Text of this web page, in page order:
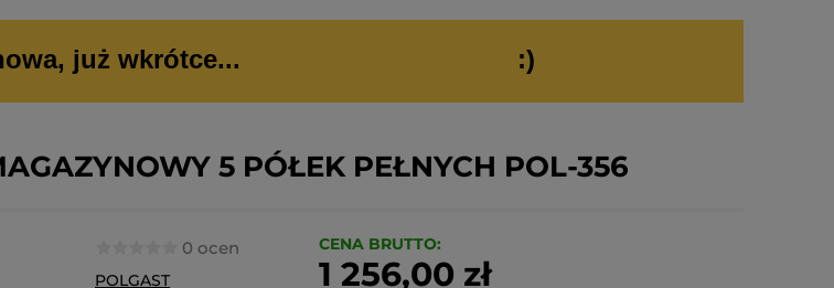
już wkrótce... :)
5 PÓŁEK PEŁNYCH POL-356
0 ocen
POLGAST
CENA BRUTTO:
1 256,00 zł